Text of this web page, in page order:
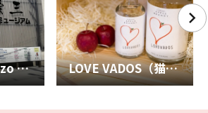
Y.C.M Yoshikuzo Collection Museum 博物馆 LOVE VADOS（猫头鹰蒸馏研究所）